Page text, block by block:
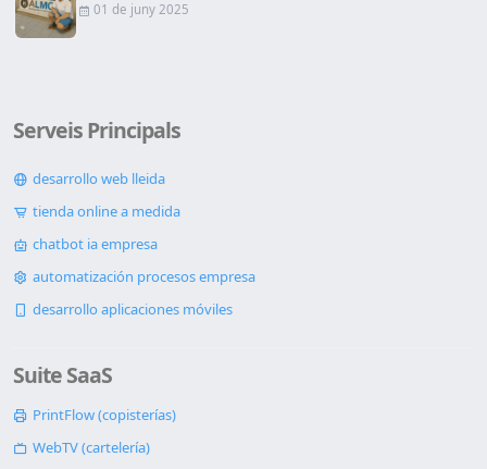
01 de juny 2025
Serveis Principals
desarrollo web lleida
tienda online a medida
chatbot ia empresa
automatización procesos empresa
desarrollo aplicaciones móviles
Suite SaaS
PrintFlow (copisterías)
WebTV (cartelería)